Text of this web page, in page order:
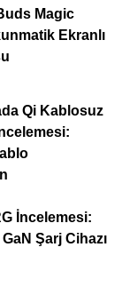
Magic
Ekranlı
Qi Kablosuz
İncelemesi:
Şarj Cihazı